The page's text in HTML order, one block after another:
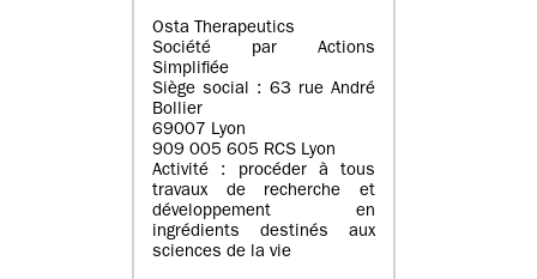
Osta Therapeutics
Société par Actions
Simplifiée
Siège social : 63 rue André
Bollier
69007 Lyon
909 005 605 RCS Lyon
Activité : procéder à tous
travaux de recherche et
développement en
ingrédients destinés aux
sciences de la vie